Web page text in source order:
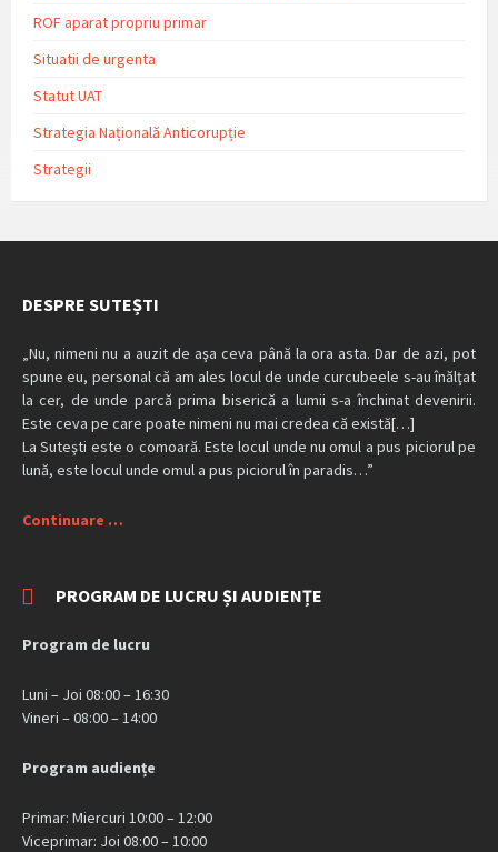
ROF aparat propriu primar
Situatii de urgenta
Statut UAT
Strategia Națională Anticorupție
Strategii
DESPRE SUTEȘTI
„Nu, nimeni nu a auzit de aşa ceva până la ora asta. Dar de azi, pot
spune eu, personal că am ales locul de unde curcubeele s-au înălţat
la cer, de unde parcă prima biserică a lumii s-a închinat devenirii.
Este ceva pe care poate nimeni nu mai credea că există[…]
La Suteşti este o comoară. Este locul unde nu omul a pus piciorul pe
lună, este locul unde omul a pus piciorul în paradis…”
Continuare …
PROGRAM DE LUCRU ȘI AUDIENȚE
Program de lucru
Luni – Joi 08:00 – 16:30
Vineri – 08:00 – 14:00
Program audiențe
Primar: Miercuri 10:00 – 12:00
Viceprimar: Joi 08:00 – 10:00